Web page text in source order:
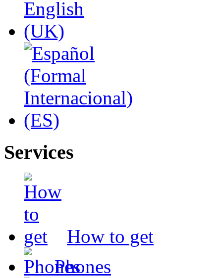
Services
How to get
Phones